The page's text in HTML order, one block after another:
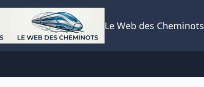
Le Web des Cheminots